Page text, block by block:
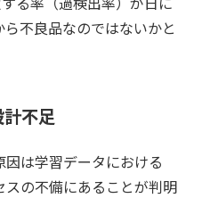
不良品なのではないかと
不足
は学習データにおける
スの不備にあることが判明